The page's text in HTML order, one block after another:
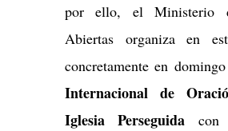
por ello, el Ministerio
Abiertas organiza en
concretamente en
Internacional de
Iglesia Perseguida